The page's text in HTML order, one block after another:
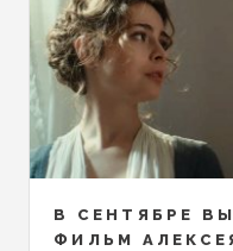
В СЕНТЯБРЕ
ФИЛЬМ